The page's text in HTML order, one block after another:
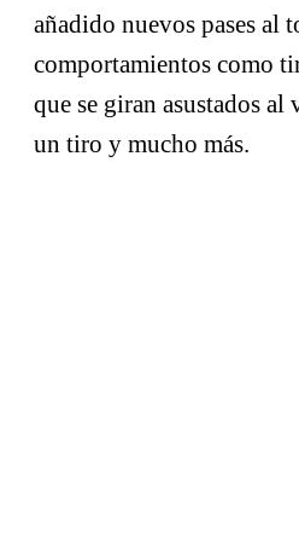
añadido nuevos pases al
comportamientos como
que se giran asustados al
un tiro y mucho más.